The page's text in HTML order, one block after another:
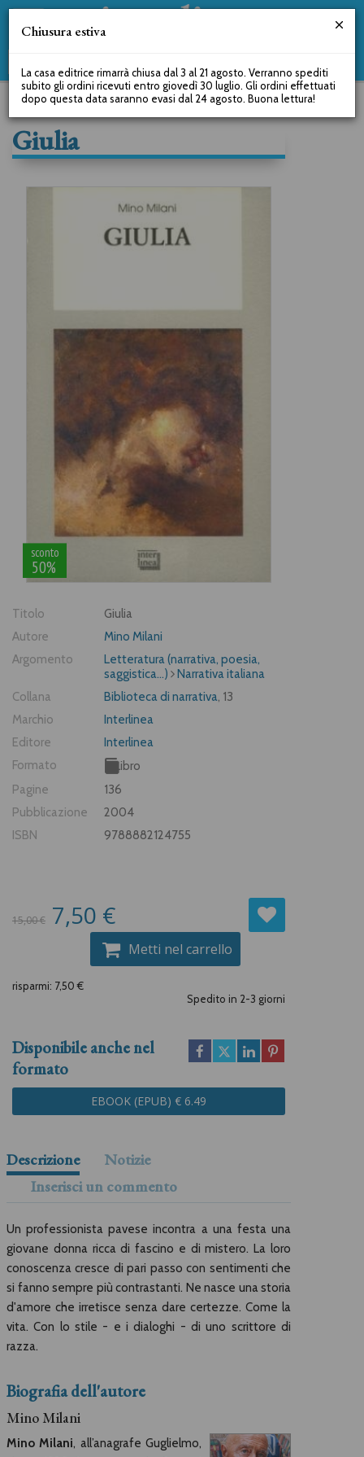
Giulia
sconto
50%
Titolo
Giulia
Autore
Mino Milani
Argomento
Letteratura (narrativa, poesia,
saggistica...)
Narrativa italiana
Collana
Biblioteca di narrativa, 13
Marchio
Interlinea
Editore
Interlinea
Formato
Libro
Pagine
136
Pubblicazione
2004
ISBN
9788882124755
15,00 € 7,50 €
Metti nel carrello
risparmi: 7,50 €
Spedito in 2-3 giorni
Disponibile anche nel
formato
EBOOK (EPUB) € 6.49
Descrizione
Notizie
Inserisci un commento
Un professionista pavese incontra a una festa una
giovane donna ricca di fascino e di mistero. La loro
conoscenza cresce di pari passo con sentimenti che
si fanno sempre più contrastanti. Ne nasce una storia
d'amore che irretisce senza dare certezze. Come la
vita. Con lo stile - e i dialoghi - di uno scrittore di
razza.
Biografia dell'autore
Mino Milani
Mino Milani, all’anagrafe Guglielmo,
Chiusura estiva
La casa editrice rimarrà chiusa dal 3 al 21 agosto. Verranno spediti
subito gli ordini ricevuti entro giovedì 30 luglio. Gli ordini effettuati
dopo questa data saranno evasi dal 24 agosto. Buona lettura!